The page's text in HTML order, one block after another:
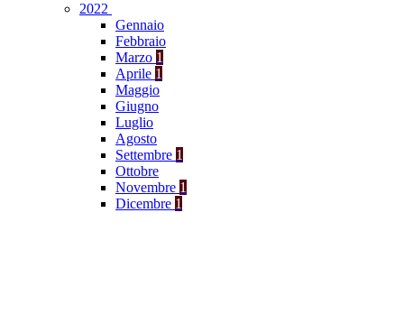
2022
Gennaio
Febbraio
Marzo 1
Aprile 1
Maggio
Giugno
Luglio
Agosto
Settembre 1
Ottobre
Novembre 1
Dicembre 1